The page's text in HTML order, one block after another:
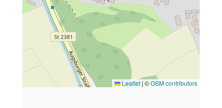
Leaflet | ©OSM contributors